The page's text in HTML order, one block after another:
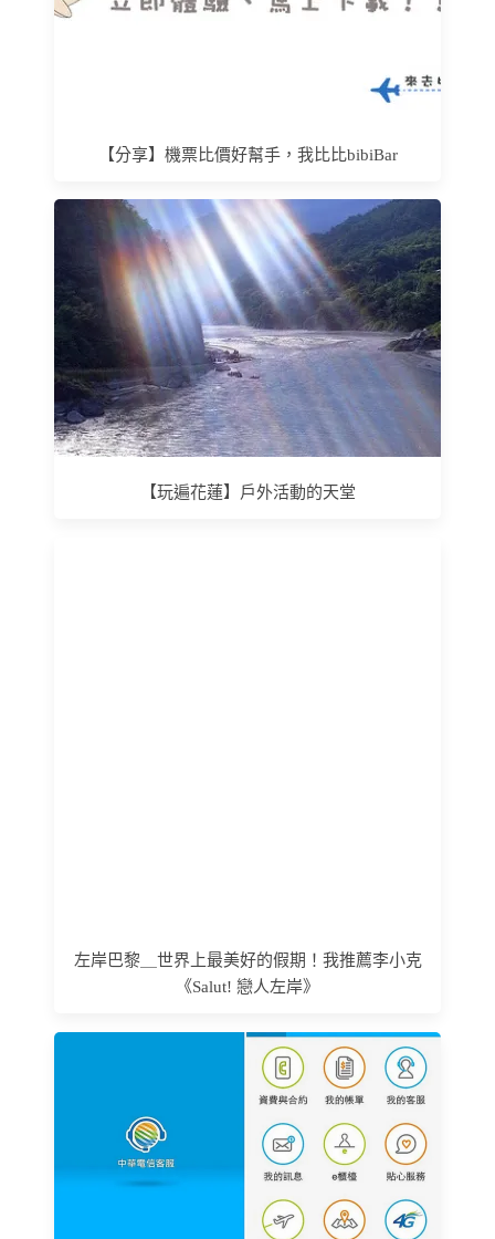
【分享】機票比價好幫手，我比比bibiBar
【玩遍花蓮】戶外活動的天堂
左岸巴黎＿世界上最美好的假期！我推薦李小克
《Salut! 戀人左岸》